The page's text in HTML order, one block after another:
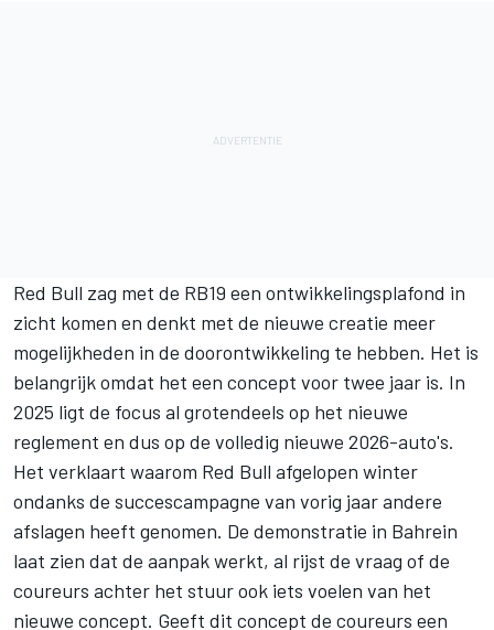
Red Bull zag met de RB19 een ontwikkelingsplafond in
zicht komen en denkt met de nieuwe creatie meer
mogelijkheden in de doorontwikkeling te hebben. Het is
belangrijk omdat het een concept voor twee jaar is. In
2025 ligt de focus al grotendeels op het nieuwe
reglement en dus op de volledig nieuwe 2026-auto's.
Het verklaart waarom Red Bull afgelopen winter
ondanks de succescampagne van vorig jaar andere
afslagen heeft genomen. De demonstratie in Bahrein
laat zien dat de aanpak werkt, al rijst de vraag of de
coureurs achter het stuur ook iets voelen van het
nieuwe concept. Geeft dit concept de coureurs een